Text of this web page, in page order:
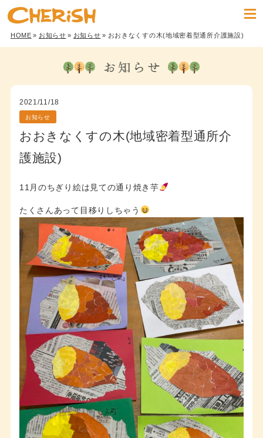
HOME» お知らせ» お知らせ» おおきなくすの木(地域密着型通所介護施設)
2021/11/18
お知らせ
おおきなくすの木(地域密着型通所介
護施設)
11月のちぎり絵は見ての通り焼き芋
たくさんあって目移りしちゃう